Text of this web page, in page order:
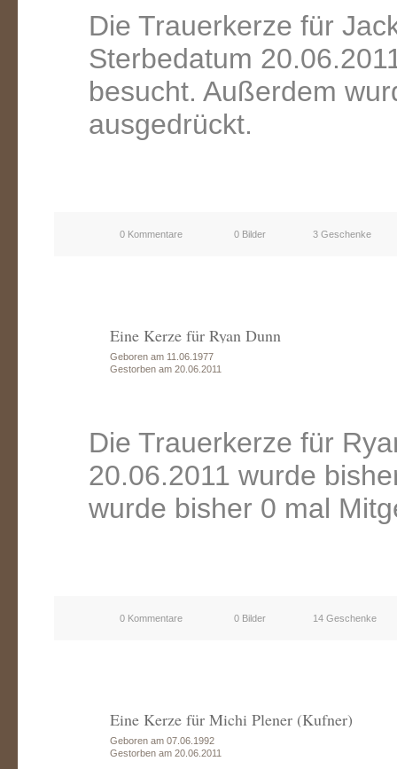
Die Trauerkerze für
Sterbedatum
besucht. Außerdem
ausgedrückt.
0 Kommentare 0 Bilder 3 Geschenke
Eine Kerze für Ryan Dunn
Geboren am 11.06.1977
Gestorben am 20.06.2011
Die Trauerkerze für
20.06.2011 wurde
wurde bisher 0 mal
0 Kommentare 0 Bilder 14 Geschenke
Eine Kerze für Michi Plener (Kufner)
Geboren am 07.06.1992
Gestorben am 20.06.2011